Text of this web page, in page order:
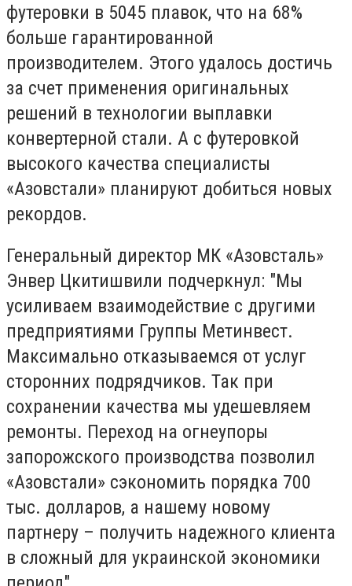
футеровки в 5045 плавок, что на 68%
больше гарантированной
производителем. Этого удалось достичь
за счет применения оригинальных
решений в технологии выплавки
конвертерной стали. А с футеровкой
высокого качества специалисты
«Азовстали» планируют добиться новых
рекордов.
Генеральный директор МК «Азовсталь»
Энвер Цкитишвили подчеркнул: "Мы
усиливаем взаимодействие с другими
предприятиями Группы Метинвест.
Максимально отказываемся от услуг
сторонних подрядчиков. Так при
сохранении качества мы удешевляем
ремонты. Переход на огнеупоры
запорожского производства позволил
«Азовстали» сэкономить порядка 700
тыс. долларов, а нашему новому
партнеру – получить надежного клиента
в сложный для украинской экономики